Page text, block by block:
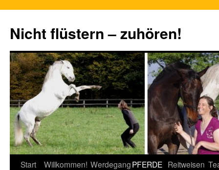
Nicht flüstern – zuhören!
Zum
Start Willkommen! WerdegangPFERDE Reitweisen